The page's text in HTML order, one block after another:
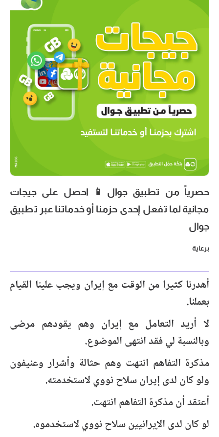
حصرياً من تطبيق جوال📱 احصل على جيجات
مجانية لما تفعل إحدى حزمنا أو خدماتنا عبر تطبيق
جوال
برعاية
أهدرنا كثيرا من الوقت مع إيران ويجب علينا القيام
بعملنا.
لا أريد التعامل مع إيران وهم يقودهم مرضى
وبالنسبة لي فقد انتهى الموضوع.
مذكرة التفاهم انتهت وهم حثالة وأشرار وعنيفون
ولو كان لدى إيران سلاح نووي لاستخدمته.
أعتقد أن مذكرة التفاهم انتهت.
لو كان لدى الإيرانيين سلاح نووي لاستخدموه.